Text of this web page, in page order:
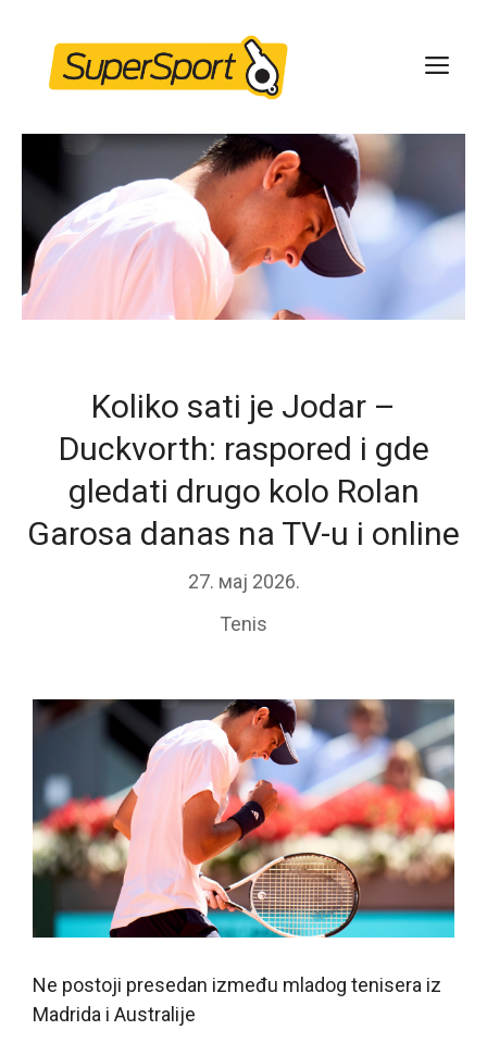
content
Koliko sati je Jodar –
Duckvorth: raspored i gde
gledati drugo kolo Rolan
Garosa danas na TV-u i online
27. мај 2026.
Tenis
Ne postoji presedan između mladog tenisera iz
Madrida i Australije